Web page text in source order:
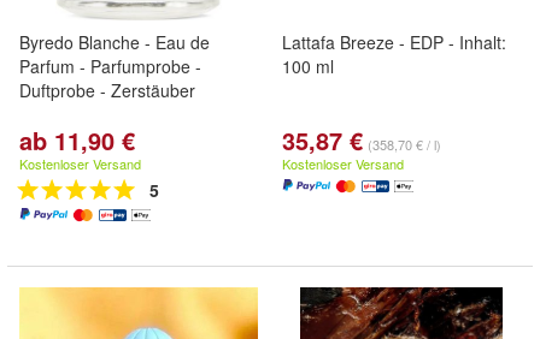
Byredo Blanche - Eau de
Parfum - Parfumprobe -
Duftprobe - Zerstäuber
ab 11,90 €
Kostenloser Versand
5
Lattafa Breeze - EDP - Inhalt:
100 ml
35,87 € (358,70 € / l)
Kostenloser Versand